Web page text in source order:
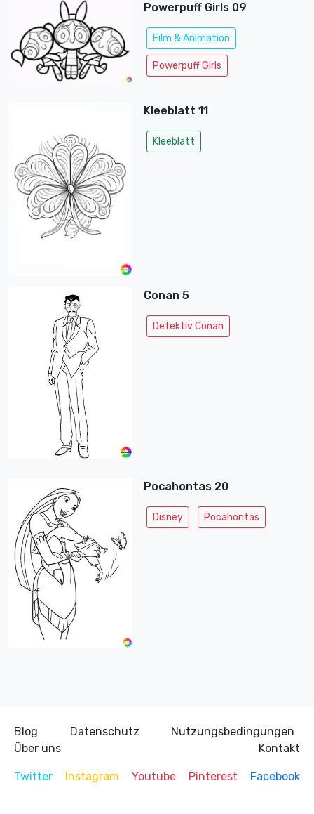
Powerpuff Girls 09
Film & Animation
Powerpuff Girls
Kleeblatt 11
Kleeblatt
Conan 5
Detektiv Conan
Pocahontas 20
Disney Pocahontas
Blog Datenschutz
Nutzungsbedingungen
Über uns
Kontakt
Twitter Instagram Youtube Pinterest Facebook